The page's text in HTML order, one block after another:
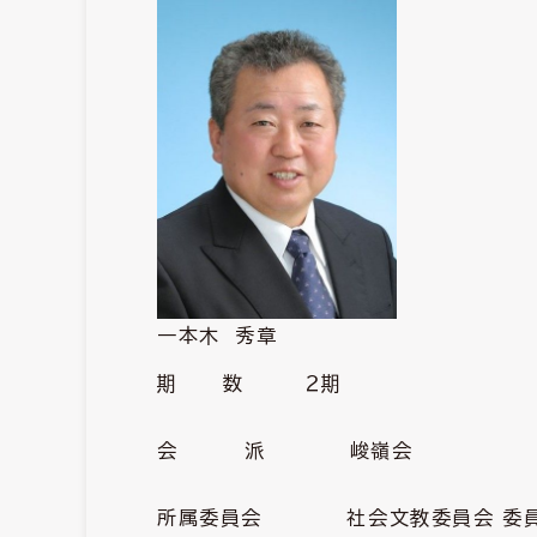
一本木 秀章
期 数 ２期
会 派 峻嶺会
所属委員会 社会文教委員会 委